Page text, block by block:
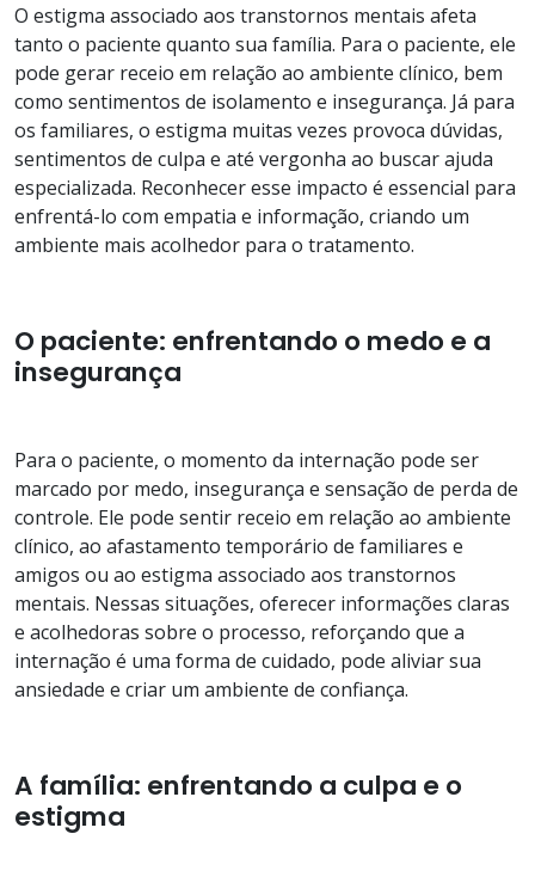
O estigma associado aos transtornos mentais afeta
tanto o paciente quanto sua família. Para o paciente, ele
pode gerar receio em relação ao ambiente clínico, bem
como sentimentos de isolamento e insegurança. Já para
os familiares, o estigma muitas vezes provoca dúvidas,
sentimentos de culpa e até vergonha ao buscar ajuda
especializada. Reconhecer esse impacto é essencial para
enfrentá-lo com empatia e informação, criando um
ambiente mais acolhedor para o tratamento.
O paciente: enfrentando o medo e a
insegurança
Para o paciente, o momento da internação pode ser
marcado por medo, insegurança e sensação de perda de
controle. Ele pode sentir receio em relação ao ambiente
clínico, ao afastamento temporário de familiares e
amigos ou ao estigma associado aos transtornos
mentais. Nessas situações, oferecer informações claras
e acolhedoras sobre o processo, reforçando que a
internação é uma forma de cuidado, pode aliviar sua
ansiedade e criar um ambiente de confiança.
A família: enfrentando a culpa e o
estigma